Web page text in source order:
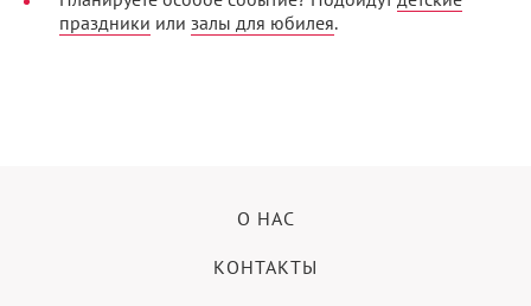
праздники или залы для юбилея.
О НАС
КОНТАКТЫ